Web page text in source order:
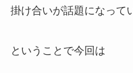
掛け合いが話題になって
ということで今回は